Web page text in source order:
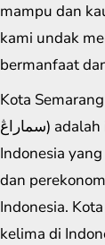
mampu dan
kami undak
bermanfaat
Kota
سماراڠ) adalah ibu kota Provinsi Jawa Tengah,
Indonesia
dan
Indonesia.
kelima di